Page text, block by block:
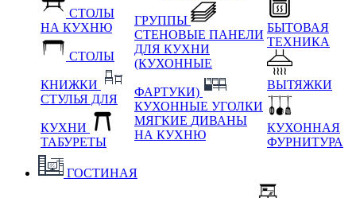
СТОЛЫ
НА КУХНЮ
СТОЛЫ
КНИЖКИ
СТУЛЬЯ ДЛЯ
КУХНИ
ТАБУРЕТЫ
ГРУППЫ
СТЕНОВЫЕ ПАНЕЛИ
ДЛЯ КУХНИ
(КУХОННЫЕ
ФАРТУКИ)
КУХОННЫЕ УГОЛКИ
МЯГКИЕ ДИВАНЫ
НА КУХНЮ
БЫТОВАЯ
ТЕХНИКА
ВЫТЯЖКИ
КУХОННАЯ
ФУРНИТУРА
ГОСТИНАЯ